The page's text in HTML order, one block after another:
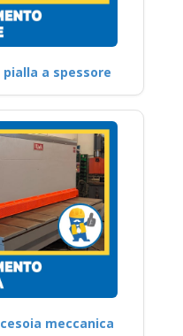
a spessore
meccanica